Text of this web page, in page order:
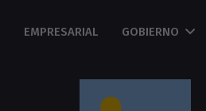
EMPRESARIAL GOBIERNO